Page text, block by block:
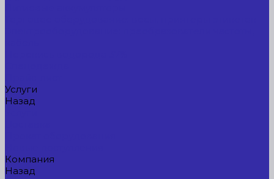
Услуги
Назад
Компания
Назад